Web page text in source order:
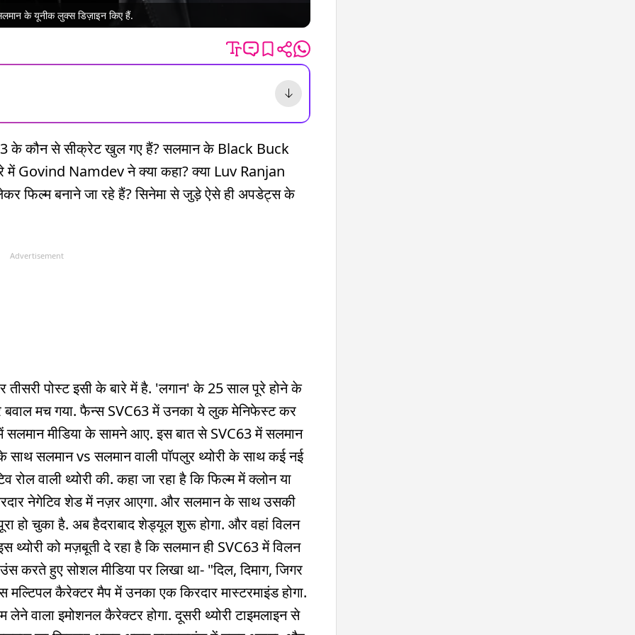
के यूनीक लुक्स डिज़ाइन किए हैं.
के कौन से सीक्रेट खुल गए हैं? सलमान के Black Buck
Govind Namdev ने क्या कहा? क्या Luv Ranjan
बनाने जा रहे हैं? सिनेमा से जुड़े ऐसे ही अपडेट्स के
Advertisement
पोस्ट इसी के बारे में है. 'लगान' के 25 साल पूरे होने के
मच गया. फैन्स SVC63 में उनका ये लुक मेनिफेस्ट कर
मीडिया के सामने आए. इस बात से SVC63 में सलमान
सलमान vs सलमान वाली पॉपलुर थ्योरी के साथ कई नई
वाली थ्योरी की. कहा जा रहा है कि फिल्म में क्लोन या
नेगेटिव शेड में नज़र आएगा. और सलमान के साथ उसकी
हो चुका है. अब हैदराबाद शेड्यूल शुरू होगा. और वहां विलन
को मज़बूती दे रहा है कि सलमान ही SVC63 में विलन
करते हुए सोशल मीडिया पर लिखा था- "दिल, दिमाग, जिगर
कैरेक्टर मैप में उनका एक किरदार मास्टरमाइंड होगा.
वाला इमोशनल कैरेक्टर होगा. दूसरी थ्योरी टाइमलाइन से